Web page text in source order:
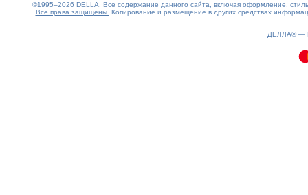
©1995–2026 DELLA. Все содержание данного сайта, включая оформление,
Все права защищены. Копирование и размещение в других средствах
ДЕЛЛА® —